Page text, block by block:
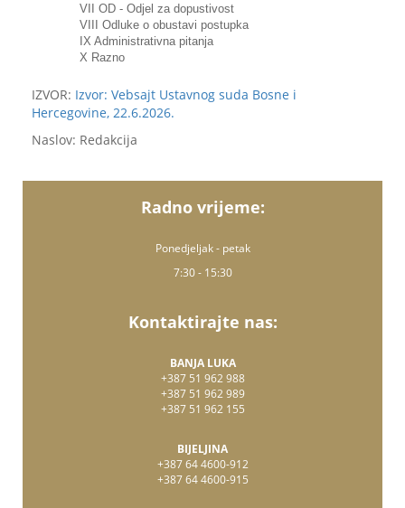
VII OD - Odjel za dopustivost
VIII Odluke o obustavi postupka
IX Administrativna pitanja
X Razno
IZVOR: Izvor: Vebsajt Ustavnog suda Bosne i
Hercegovine, 22.6.2026.
Naslov: Redakcija
Radno vrijeme:
Ponedjeljak - petak
7:30 - 15:30
Kontaktirajte nas:
BANJA LUKA
+387 51 962 988
+387 51 962 989
+387 51 962 155
BIJELJINA
+387 64 4600-912
+387 64 4600-915